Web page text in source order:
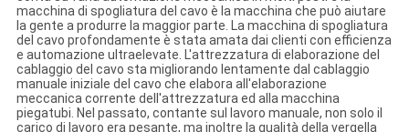
macchina di spogliatura del cavo è la macchina che può aiutare
la gente a produrre la maggior parte. La macchina di spogliatura
del cavo profondamente è stata amata dai clienti con efficienza
e automazione ultraelevate. L'attrezzatura di elaborazione del
cablaggio del cavo sta migliorando lentamente dal cablaggio
manuale iniziale del cavo che elabora all'elaborazione
meccanica corrente dell'attrezzatura ed alla macchina
piegatubi. Nel passato, contante sul lavoro manuale, non solo il
carico di lavoro era pesante, ma inoltre la qualità della vergella